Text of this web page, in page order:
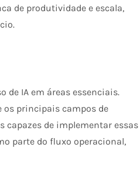
de produtividade e escala,
de IA em áreas essenciais.
os principais campos de
capazes de implementar essas
parte do fluxo operacional,